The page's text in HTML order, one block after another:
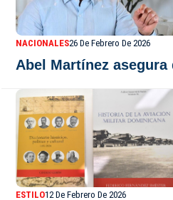
NACIONALES26 De Febrero De 2026
Abel Martínez
ESTILO12 De Febrero De 2026